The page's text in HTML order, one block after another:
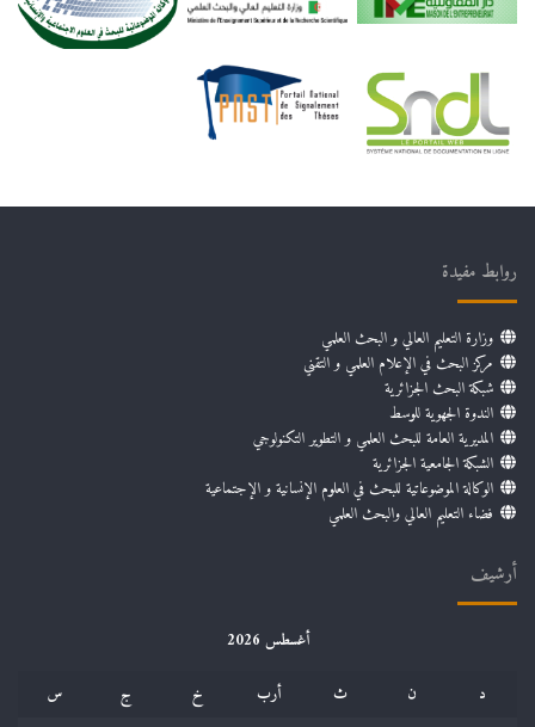
روابط مفيدة
وزارة التعليم العالي و البحث العلمي
مركز البحث في الإعلام العلمي و التقني
شبكة البحث الجزائرية
الندوة الجهوية للوسط
المديرية العامة للبحث العلمي و التطوير التكنولوجي
الشبكة الجامعية الجزائرية
الوكالة الموضوعاتية للبحث في العلوم الإنسانية و الإجتماعية
فضاء التعليم العالي والبحث العلمي
أرشيف
أغسطس 2026
د
ن ث أرب خ ج
س